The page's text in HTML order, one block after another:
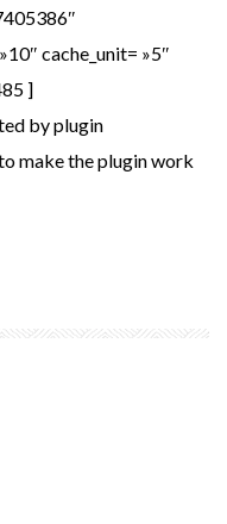
cache_unit= »5″
]
by plugin
make the plugin work